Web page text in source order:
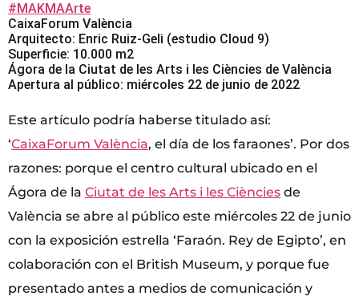
#MAKMAArte
CaixaForum València
Arquitecto: Enric Ruiz-Geli (estudio Cloud 9)
Superficie: 10.000 m2
Ágora de la Ciutat de les Arts i les Ciències de València
Apertura al público: miércoles 22 de junio de 2022
Este artículo podría haberse titulado así:
‘CaixaForum València, el día de los faraones’. Por dos
razones: porque el centro cultural ubicado en el
Ágora de la Ciutat de les Arts i les Ciències de
València se abre al público este miércoles 22 de junio
con la exposición estrella ‘Faraón. Rey de Egipto’, en
colaboración con el British Museum, y porque fue
presentado antes a medios de comunicación y